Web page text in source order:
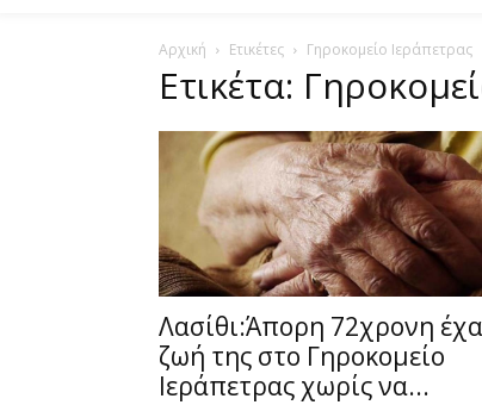
Αρχική Ετικέτες Γηροκομείο Ιεράπετρας
Ετικέτα:
Λασίθι:Άπορη 72χρονη
ζωή της στο Γηροκομείο
Ιεράπετρας χωρίς να...